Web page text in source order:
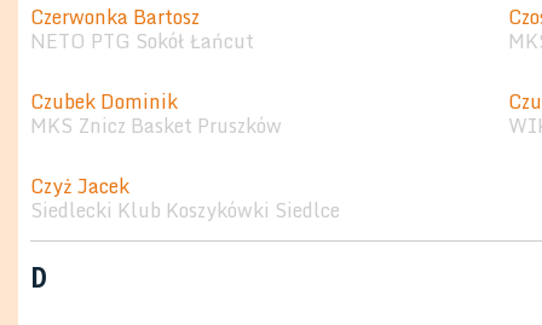
Czerwonka Bartosz
NETO PTG Sokół Łańcut
Czubek Dominik
MKS Znicz Basket Pruszków
Czyż Jacek
Siedlecki Klub Koszykówki Siedlce
D